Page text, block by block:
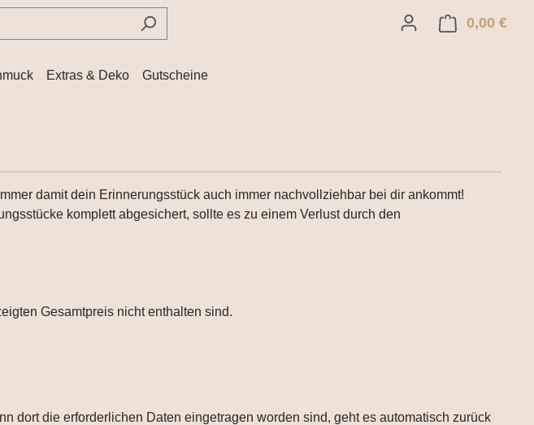
0,00 €
Extras & Deko Gutscheine
damit dein Erinnerungsstück auch immer nachvollziehbar bei dir ankommt!
komplett abgesichert, sollte es zu einem Verlust durch den
Gesamtpreis nicht enthalten sind.
dort die erforderlichen Daten eingetragen worden sind, geht es automatisch zurück